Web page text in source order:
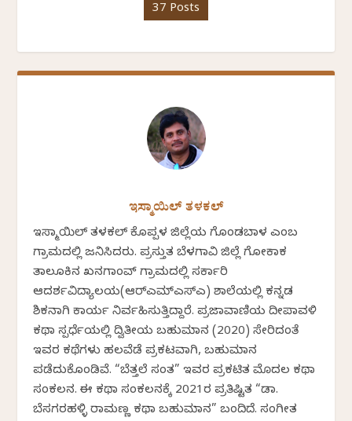
37 Posts
ಇಸ್ಮಾಯಿಲ್ ತಳಕಲ್
ಇಸ್ಮಾಯಿಲ್ ತಳಕಲ್ ಕೊಪ್ಪಳ ಜಿಲ್ಲೆಯ ಗೊಂಡಬಾಳ ಎಂಬ
ಗ್ರಾಮದಲ್ಲಿ ಜನಿಸಿದರು. ಪ್ರಸ್ತುತ ಬೆಳಗಾವಿ ಜಿಲ್ಲೆ ಗೋಕಾಕ
ತಾಲೂಕಿನ ಖನಗಾಂವ್ ಗ್ರಾಮದಲ್ಲಿ ಸರ್ಕಾರಿ
ಆದರ್ಶವಿದ್ಯಾಲಯ(ಆರ್‍ಎಮ್‍ಎಸ್‍ಎ) ಶಾಲೆಯಲ್ಲಿ ಕನ್ನಡ
ಶಿಕ್ಷಕನಾಗಿ ಕಾರ್ಯ ನಿರ್ವಹಿಸುತ್ತಿದ್ದಾರೆ. ಪ್ರಜಾವಾಣಿಯ ದೀಪಾವಳಿ
ಕಥಾ ಸ್ಪರ್ಧೆಯಲ್ಲಿ ದ್ವಿತೀಯ ಬಹುಮಾನ (2020) ಸೇರಿದಂತೆ
ಇವರ ಕಥೆಗಳು ಹಲವೆಡೆ ಪ್ರಕಟವಾಗಿ, ಬಹುಮಾನ
ಪಡೆದುಕೊಂಡಿವೆ. “ಬೆತ್ತಲೆ ಸಂತ” ಇವರ ಪ್ರಕಟಿತ ಮೊದಲ ಕಥಾ
ಸಂಕಲನ. ಈ ಕಥಾ ಸಂಕಲನಕ್ಕೆ 2021ರ ಪ್ರತಿಷ್ಟಿತ “ಡಾ.
ಬೆಸಗರಹಳ್ಳಿ ರಾಮಣ್ಣ ಕಥಾ ಬಹುಮಾನ” ಬಂದಿದೆ. ಸಂಗೀತ